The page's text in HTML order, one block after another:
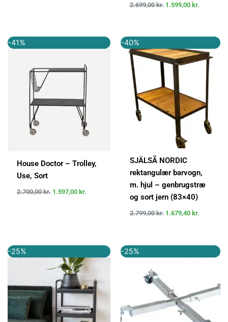
2.699,00kr. 1.599,00 kr.
-41%
House Doctor – Trolley,
Use, Sort
2.700,00kr.
oprindelige
var:
2.700,00 kr..
1.597,00 kr.
aktuelle
er:
1.597,00 kr..
-40%
SJÄLSÃ NORDIC
rektangulær barvogn,
m. hjul – genbrugstræ
og sort jern (83×40)
2.799,00kr.
oprindelige
pris
var:
2.799,00 kr..
1.679,40 kr.
aktuelle
pris
er:
1.679,40
-25%
oprindelige
pris
var:
1.199,00 kr..
aktuelle
pris
899,00 kr..
-25%
oprindelige
399,95 kr..
aktuelle
299,95 kr..